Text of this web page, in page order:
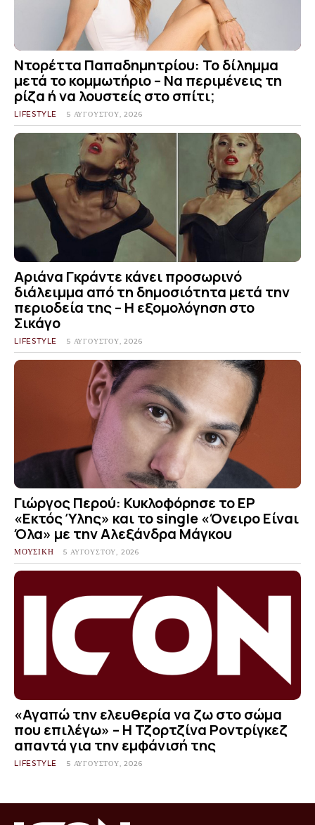
Ντορέττα Παπαδημητρίου: Το δίλημμα
μετά το κομμωτήριο – Να περιμένεις τη
ρίζα ή να λουστείς στο σπίτι;
LIFESTYLE 5 ΑΥΓΟΎΣΤΟΥ, 2026
Αριάνα Γκράντε κάνει προσωρινό
διάλειμμα από τη δημοσιότητα μετά την
περιοδεία της – Η εξομολόγηση στο
Σικάγο
LIFESTYLE 5 ΑΥΓΟΎΣΤΟΥ, 2026
Γιώργος Περού: Κυκλοφόρησε το EP
«Εκτός Ύλης» και το single «Όνειρο Είναι
Όλα» με την Αλεξάνδρα Μάγκου
ΜΟΥΣΙΚΗ 5 ΑΥΓΟΎΣΤΟΥ, 2026
«Αγαπώ την ελευθερία να ζω στο σώμα
που επιλέγω» – Η Τζορτζίνα Ροντρίγκεζ
απαντά για την εμφάνισή της
LIFESTYLE 5 ΑΥΓΟΎΣΤΟΥ, 2026